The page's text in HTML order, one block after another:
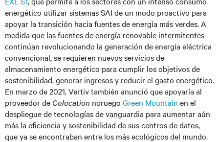
energético utilizar sistemas SAI de un modo proactivo para
apoyar la transición hacia fuentes de energía más verdes. A
medida que las fuentes de energía renovable intermitentes
continúan revolucionando la generación de energía eléctrica
convencional, se requieren nuevos servicios de
almacenamiento energético para cumplir los objetivos de
sostenibilidad, generar ingresos y reducir el gasto energético.
En marzo de 2021, Vertiv también anunció que apoyaría al
proveedor de Colocation noruego Green Mountain en el
despliegue de tecnologías de vanguardia para aumentar aún
más la eficiencia y sostenibilidad de sus centros de datos,
que ya se encontraban entre los más ecológicos del mundo.